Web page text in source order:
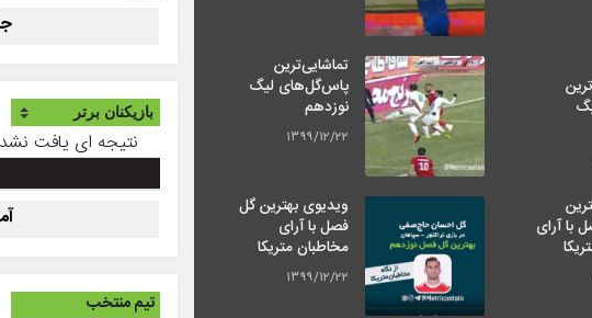
تماشایی‌ترین
پاس‌گل‌های لیگ
نوزدهم
۱۳۹۹/۱۲/۲۲
با آرای
ویدیوی بهترین گل
فصل با آرای
مخاطبان متریکا
۱۳۹۹/۱۲/۲۲
نتیجه ای یافت
تیم منتخب